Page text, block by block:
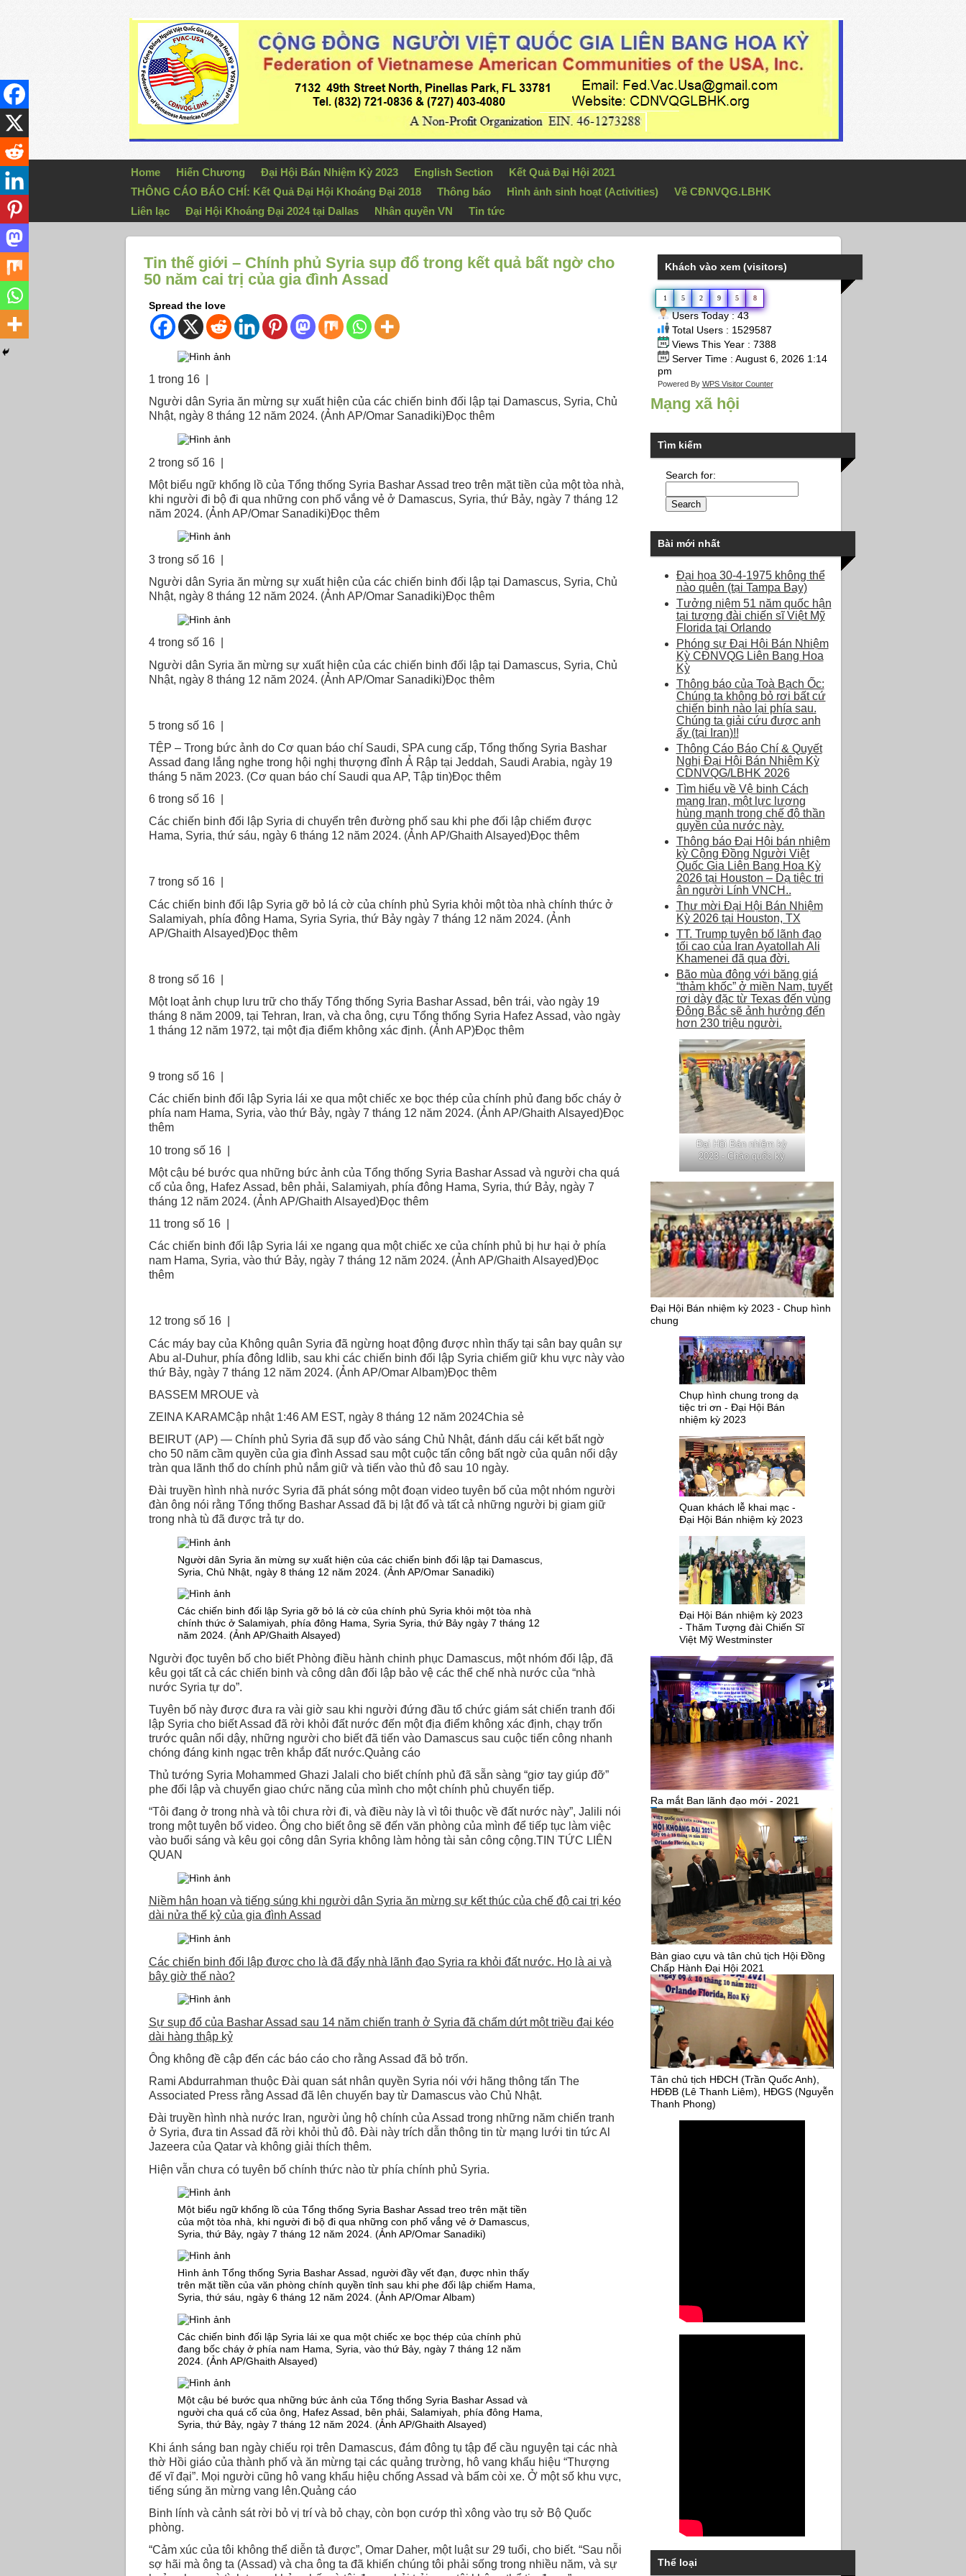
Home Hiến Chương Đại Hội Bán Nhiệm Kỳ 2023 English Section
Kết Quả Đại Hội 2021
THÔNG CÁO BÁO CHÍ: Kết Quả Đại Hội Khoáng Đại 2018
Thông báo Hình ảnh sinh hoạt (Activities)
Về CĐNVQG.LBHK
Liên lạc
Đại Hội Khoáng Đại 2024 tại Dallas Nhân quyền VN Tin tức
Tin thế giới – Chính phủ Syria sụp đổ trong kết quả bất ngờ cho
50 năm cai trị của gia đình Assad
Spread the love
1 trong 16 |
Người dân Syria ăn mừng sự xuất hiện của các chiến binh đối lập tại Damascus, Syria, Chủ
Nhật, ngày 8 tháng 12 năm 2024. (Ảnh AP/Omar Sanadiki)Đọc thêm
2 trong số 16 |
Một biểu ngữ khổng lồ của Tổng thống Syria Bashar Assad treo trên mặt tiền của một tòa nhà,
khi người đi bộ đi qua những con phố vắng vẻ ở Damascus, Syria, thứ Bảy, ngày 7 tháng 12
năm 2024. (Ảnh AP/Omar Sanadiki)Đọc thêm
3 trong số 16 |
Người dân Syria ăn mừng sự xuất hiện của các chiến binh đối lập tại Damascus, Syria, Chủ
Nhật, ngày 8 tháng 12 năm 2024. (Ảnh AP/Omar Sanadiki)Đọc thêm
4 trong số 16 |
Người dân Syria ăn mừng sự xuất hiện của các chiến binh đối lập tại Damascus, Syria, Chủ
Nhật, ngày 8 tháng 12 năm 2024. (Ảnh AP/Omar Sanadiki)Đọc thêm
5 trong số 16 |
TỆP – Trong bức ảnh do Cơ quan báo chí Saudi, SPA cung cấp, Tổng thống Syria Bashar
Assad đang lắng nghe trong hội nghị thượng đỉnh Ả Rập tại Jeddah, Saudi Arabia, ngày 19
tháng 5 năm 2023. (Cơ quan báo chí Saudi qua AP, Tập tin)Đọc thêm
6 trong số 16 |
Các chiến binh đối lập Syria di chuyển trên đường phố sau khi phe đối lập chiếm được
Hama, Syria, thứ sáu, ngày 6 tháng 12 năm 2024. (Ảnh AP/Ghaith Alsayed)Đọc thêm
7 trong số 16 |
Các chiến binh đối lập Syria gỡ bỏ lá cờ của chính phủ Syria khỏi một tòa nhà chính thức ở
Salamiyah, phía đông Hama, Syria Syria, thứ Bảy ngày 7 tháng 12 năm 2024. (Ảnh
AP/Ghaith Alsayed)Đọc thêm
8 trong số 16 |
Một loạt ảnh chụp lưu trữ cho thấy Tổng thống Syria Bashar Assad, bên trái, vào ngày 19
tháng 8 năm 2009, tại Tehran, Iran, và cha ông, cựu Tổng thống Syria Hafez Assad, vào ngày
1 tháng 12 năm 1972, tại một địa điểm không xác định. (Ảnh AP)Đọc thêm
9 trong số 16 |
Các chiến binh đối lập Syria lái xe qua một chiếc xe bọc thép của chính phủ đang bốc cháy ở
phía nam Hama, Syria, vào thứ Bảy, ngày 7 tháng 12 năm 2024. (Ảnh AP/Ghaith Alsayed)Đọc
thêm
10 trong số 16 |
Một cậu bé bước qua những bức ảnh của Tổng thống Syria Bashar Assad và người cha quá
cố của ông, Hafez Assad, bên phải, Salamiyah, phía đông Hama, Syria, thứ Bảy, ngày 7
tháng 12 năm 2024. (Ảnh AP/Ghaith Alsayed)Đọc thêm
11 trong số 16 |
Các chiến binh đối lập Syria lái xe ngang qua một chiếc xe của chính phủ bị hư hại ở phía
nam Hama, Syria, vào thứ Bảy, ngày 7 tháng 12 năm 2024. (Ảnh AP/Ghaith Alsayed)Đọc
thêm
12 trong số 16 |
Các máy bay của Không quân Syria đã ngừng hoạt động được nhìn thấy tại sân bay quân sự
Abu al-Duhur, phía đông Idlib, sau khi các chiến binh đối lập Syria chiếm giữ khu vực này vào
thứ Bảy, ngày 7 tháng 12 năm 2024. (Ảnh AP/Omar Albam)Đọc thêm
BASSEM MROUE và
ZEINA KARAMCập nhật 1:46 AM EST, ngày 8 tháng 12 năm 2024Chia sẻ
BEIRUT (AP) — Chính phủ Syria đã sụp đổ vào sáng Chủ Nhật, đánh dấu cái kết bất ngờ
cho 50 năm cầm quyền của gia đình Assad sau một cuộc tấn công bất ngờ của quân nổi dậy
tràn qua lãnh thổ do chính phủ nắm giữ và tiến vào thủ đô sau 10 ngày.
Đài truyền hình nhà nước Syria đã phát sóng một đoạn video tuyên bố của một nhóm người
đàn ông nói rằng Tổng thống Bashar Assad đã bị lật đổ và tất cả những người bị giam giữ
trong nhà tù đã được trả tự do.
Người dân Syria ăn mừng sự xuất hiện của các chiến binh đối lập tại Damascus,
Syria, Chủ Nhật, ngày 8 tháng 12 năm 2024. (Ảnh AP/Omar Sanadiki)
Các chiến binh đối lập Syria gỡ bỏ lá cờ của chính phủ Syria khỏi một tòa nhà
chính thức ở Salamiyah, phía đông Hama, Syria Syria, thứ Bảy ngày 7 tháng 12
năm 2024. (Ảnh AP/Ghaith Alsayed)
Người đọc tuyên bố cho biết Phòng điều hành chinh phục Damascus, một nhóm đối lập, đã
kêu gọi tất cả các chiến binh và công dân đối lập bảo vệ các thể chế nhà nước của “nhà
nước Syria tự do”.
Tuyên bố này được đưa ra vài giờ sau khi người đứng đầu tổ chức giám sát chiến tranh đối
lập Syria cho biết Assad đã rời khỏi đất nước đến một địa điểm không xác định, chạy trốn
trước quân nổi dậy, những người cho biết đã tiến vào Damascus sau cuộc tiến công nhanh
chóng đáng kinh ngạc trên khắp đất nước.Quảng cáo
Thủ tướng Syria Mohammed Ghazi Jalali cho biết chính phủ đã sẵn sàng “giơ tay giúp đỡ”
phe đối lập và chuyển giao chức năng của mình cho một chính phủ chuyển tiếp.
“Tôi đang ở trong nhà và tôi chưa rời đi, và điều này là vì tôi thuộc về đất nước này”, Jalili nói
trong một tuyên bố video. Ông cho biết ông sẽ đến văn phòng của mình để tiếp tục làm việc
vào buổi sáng và kêu gọi công dân Syria không làm hỏng tài sản công cộng.TIN TỨC LIÊN
QUAN
Niềm hân hoan và tiếng súng khi người dân Syria ăn mừng sự kết thúc của chế độ cai trị kéo
dài nửa thế kỷ của gia đình Assad
Các chiến binh đối lập được cho là đã đẩy nhà lãnh đạo Syria ra khỏi đất nước. Họ là ai và
bây giờ thế nào?
Sự sụp đổ của Bashar Assad sau 14 năm chiến tranh ở Syria đã chấm dứt một triều đại kéo
dài hàng thập kỷ
Ông không đề cập đến các báo cáo cho rằng Assad đã bỏ trốn.
Rami Abdurrahman thuộc Đài quan sát nhân quyền Syria nói với hãng thông tấn The
Associated Press rằng Assad đã lên chuyến bay từ Damascus vào Chủ Nhật.
Đài truyền hình nhà nước Iran, người ủng hộ chính của Assad trong những năm chiến tranh
ở Syria, đưa tin Assad đã rời khỏi thủ đô. Đài này trích dẫn thông tin từ mạng lưới tin tức Al
Jazeera của Qatar và không giải thích thêm.
Hiện vẫn chưa có tuyên bố chính thức nào từ phía chính phủ Syria.
Một biểu ngữ khổng lồ của Tổng thống Syria Bashar Assad treo trên mặt tiền
của một tòa nhà, khi người đi bộ đi qua những con phố vắng vẻ ở Damascus,
Syria, thứ Bảy, ngày 7 tháng 12 năm 2024. (Ảnh AP/Omar Sanadiki)
Hình ảnh Tổng thống Syria Bashar Assad, người đầy vết đạn, được nhìn thấy
trên mặt tiền của văn phòng chính quyền tỉnh sau khi phe đối lập chiếm Hama,
Syria, thứ sáu, ngày 6 tháng 12 năm 2024. (Ảnh AP/Omar Albam)
Các chiến binh đối lập Syria lái xe qua một chiếc xe bọc thép của chính phủ
đang bốc cháy ở phía nam Hama, Syria, vào thứ Bảy, ngày 7 tháng 12 năm
2024. (Ảnh AP/Ghaith Alsayed)
Một cậu bé bước qua những bức ảnh của Tổng thống Syria Bashar Assad và
người cha quá cố của ông, Hafez Assad, bên phải, Salamiyah, phía đông Hama,
Syria, thứ Bảy, ngày 7 tháng 12 năm 2024. (Ảnh AP/Ghaith Alsayed)
Khi ánh sáng ban ngày chiếu rọi trên Damascus, đám đông tụ tập để cầu nguyện tại các nhà
thờ Hồi giáo của thành phố và ăn mừng tại các quảng trường, hô vang khẩu hiệu “Thượng
đế vĩ đại”. Mọi người cũng hô vang khẩu hiệu chống Assad và bấm còi xe. Ở một số khu vực,
tiếng súng ăn mừng vang lên.Quảng cáo
Binh lính và cảnh sát rời bỏ vị trí và bỏ chạy, còn bọn cướp thì xông vào trụ sở Bộ Quốc
phòng.
“Cảm xúc của tôi không thể diễn tả được”, Omar Daher, một luật sư 29 tuổi, cho biết. “Sau nỗi
sợ hãi mà ông ta (Assad) và cha ông ta đã khiến chúng tôi phải sống trong nhiều năm, và sự
Khách vào xem (visitors)
1 5 2 9 5 8
Users Today : 43
Total Users : 1529587
Views This Year : 7388
Server Time : August 6, 2026 1:14
pm
Powered By WPS Visitor Counter
Mạng xã hội
Tìm kiếm
Search for:
Bài mới nhất
Đại họa 30-4-1975 không thể
nào quên (tại Tampa Bay)
Tưởng niệm 51 năm quốc hận
tại tượng đài chiến sĩ Việt Mỹ
Florida tại Orlando
Phóng sự Đại Hội Bán Nhiệm
Kỳ CĐNVQG Liên Bang Hoa
Kỳ
Thông báo của Toà Bạch Ốc:
Chúng ta không bỏ rơi bất cứ
chiến binh nào lại phía sau.
Chúng ta giải cứu được anh
ấy (tại Iran)!!
Thông Cáo Báo Chí & Quyết
Nghị Đại Hội Bán Nhiệm Kỳ
CDNVQG/LBHK 2026
Tìm hiểu về Vệ binh Cách
mạng Iran, một lực lượng
hùng mạnh trong chế độ thần
quyền của nước này.
Thông báo Đại Hội bán nhiệm
kỳ Cộng Đồng Người Việt
Quốc Gia Liên Bang Hoa Kỳ
2026 tại Houston – Dạ tiệc tri
ân người Lính VNCH..
Thư mời Đại Hội Bán Nhiệm
Kỳ 2026 tại Houston, TX
TT. Trump tuyên bố lãnh đạo
tối cao của Iran Ayatollah Ali
Khamenei đã qua đời.
Bão mùa đông với băng giá
“thảm khốc” ở miền Nam, tuyết
rơi dày đặc từ Texas đến vùng
Đông Bắc sẽ ảnh hưởng đến
hơn 230 triệu người.
Đại Hội Bán nhiệm kỳ
2023 - Chào quốc kỳ
Đại Hội Bán nhiệm kỳ 2023 - Chup hình
chung
Chụp hình chung trong dạ
tiệc tri ơn - Đại Hội Bán
nhiệm kỳ 2023
Quan khách lễ khai mạc -
Đại Hội Bán nhiệm kỳ 2023
Đại Hội Bán nhiệm kỳ 2023
- Thăm Tượng đài Chiến Sĩ
Việt Mỹ Westminster
Ra mắt Ban lãnh đạo mới - 2021
Bàn giao cựu và tân chủ tịch Hội Đồng
Chấp Hành Đại Hội 2021
Tân chủ tịch HĐCH (Trần Quốc Anh),
HĐĐB (Lê Thanh Liêm), HĐGS (Nguyễn
Thanh Phong)
Thể loại